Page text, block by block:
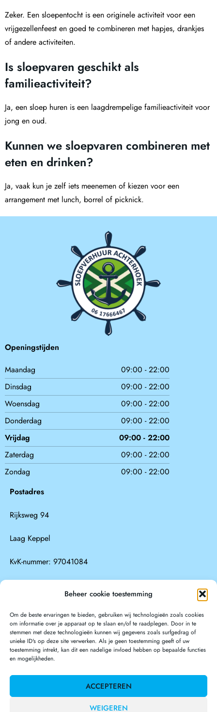
Beheer cookie toestemming
Om de beste ervaringen te bieden, gebruiken wij technologieën zoals cookies
om informatie over je apparaat op te slaan en/of te raadplegen. Door in te
stemmen met deze technologieën kunnen wij gegevens zoals surfgedrag of
unieke ID's op deze site verwerken. Als je geen toestemming geeft of uw
toestemming intrekt, kan dit een nadelige invloed hebben op bepaalde functies
en mogelijkheden.
ACCEPTEREN
WEIGEREN
Zeker. Een sloepentocht is een originele activiteit voor een
vrijgezellenfeest en goed te combineren met hapjes, drankjes
of andere activiteiten.
Is sloepvaren geschikt als
familieactiviteit?
Ja, een sloep huren is een laagdrempelige familieactiviteit voor
jong en oud.
Kunnen we sloepvaren combineren met
eten en drinken?
Ja, vaak kun je zelf iets meenemen of kiezen voor een
arrangement met lunch, borrel of picknick.
Openingstijden
Maandag
09:00 - 22:00
Dinsdag
09:00 - 22:00
Woensdag
09:00 - 22:00
Donderdag
09:00 - 22:00
Vrijdag
09:00 - 22:00
Zaterdag
09:00 - 22:00
Zondag
09:00 - 22:00
Postadres
Rijksweg 94
Laag Keppel
KvK-nummer: 97041084
Telefoon: 06-17666467
Huren sloep: 06-17666467
Copyright © 2026 Sloepverhuur Achterhoek